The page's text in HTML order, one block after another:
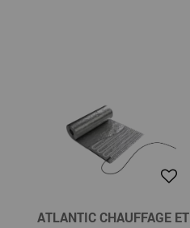
ATLANTIC CHAUFFAGE ET